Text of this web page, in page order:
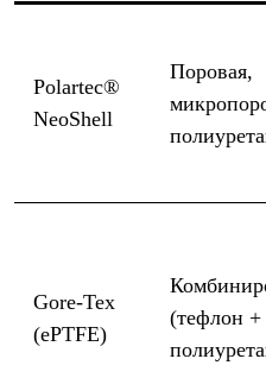
Polartec®
NeoShell
Поровая,
Gore-Tex
(ePTFE)
(тефлон +